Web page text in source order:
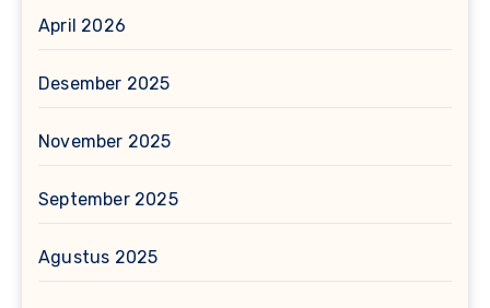
April 2026
Desember 2025
November 2025
September 2025
Agustus 2025